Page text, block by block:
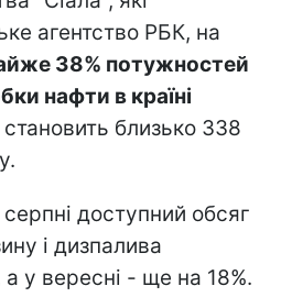
агентство РБК, на
38% потужностей
нафти в країні
близько 338
доступний обсяг
і дизпалива
у вересні - ще на 18%.